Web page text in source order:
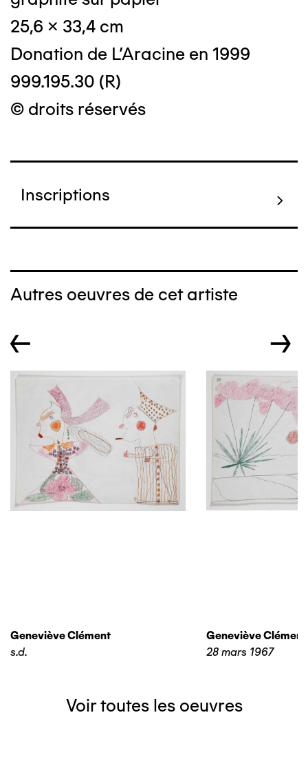
25,6 x 33,4 cm
Donation de L'Aracine en 1999
999.195.30 (R)
© droits réservés
Inscriptions
Autres oeuvres de cet artiste
← →
Geneviève Clément
s.d.
Geneviève Clément
28 mars 1967
Voir toutes les oeuvres